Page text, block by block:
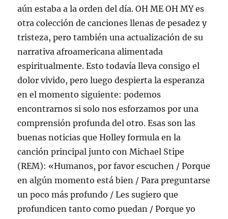
aún estaba a la orden del día. OH ME OH MY es
otra colección de canciones llenas de pesadez y
tristeza, pero también una actualización de su
narrativa afroamericana alimentada
espiritualmente. Esto todavía lleva consigo el
dolor vivido, pero luego despierta la esperanza
en el momento siguiente: podemos
encontrarnos si solo nos esforzamos por una
comprensión profunda del otro. Esas son las
buenas noticias que Holley formula en la
canción principal junto con Michael Stipe
(REM): «Humanos, por favor escuchen / Porque
en algún momento está bien / Para preguntarse
un poco más profundo / Les sugiero que
profundicen tanto como puedan / Porque yo